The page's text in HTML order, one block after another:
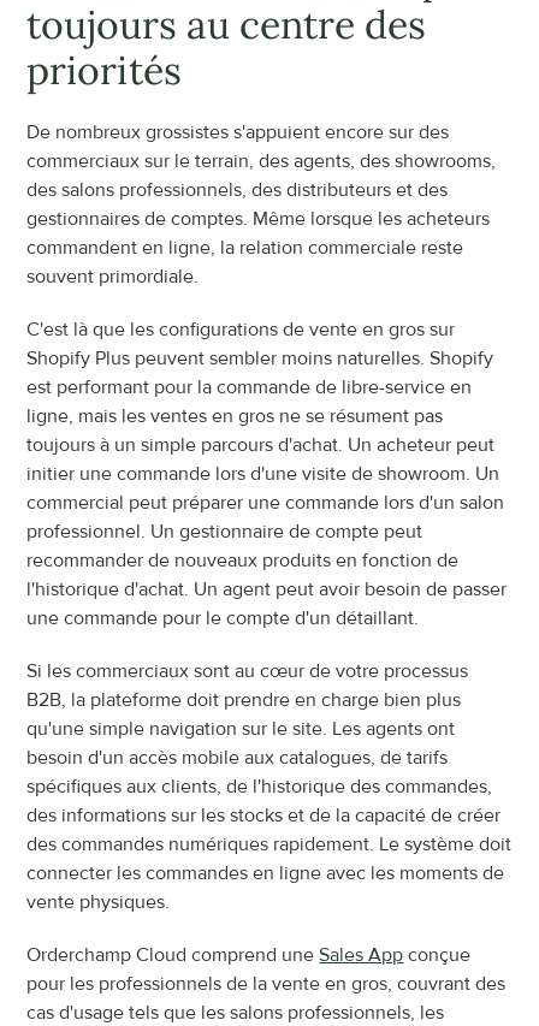
toujours au centre des
priorités
De nombreux grossistes s'appuient encore sur des
commerciaux sur le terrain, des agents, des showrooms,
des salons professionnels, des distributeurs et des
gestionnaires de comptes. Même lorsque les acheteurs
commandent en ligne, la relation commerciale reste
souvent primordiale.
C'est là que les configurations de vente en gros sur
Shopify Plus peuvent sembler moins naturelles. Shopify
est performant pour la commande de libre-service en
ligne, mais les ventes en gros ne se résument pas
toujours à un simple parcours d'achat. Un acheteur peut
initier une commande lors d'une visite de showroom. Un
commercial peut préparer une commande lors d'un salon
professionnel. Un gestionnaire de compte peut
recommander de nouveaux produits en fonction de
l'historique d'achat. Un agent peut avoir besoin de passer
une commande pour le compte d'un détaillant.
Si les commerciaux sont au cœur de votre processus
B2B, la plateforme doit prendre en charge bien plus
qu'une simple navigation sur le site. Les agents ont
besoin d'un accès mobile aux catalogues, de tarifs
spécifiques aux clients, de l'historique des commandes,
des informations sur les stocks et de la capacité de créer
des commandes numériques rapidement. Le système doit
connecter les commandes en ligne avec les moments de
vente physiques.
Orderchamp Cloud comprend une Sales App conçue
pour les professionnels de la vente en gros, couvrant des
cas d'usage tels que les salons professionnels, les